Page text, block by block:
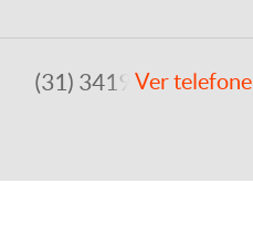
(31) 3419-0202Ver telefone